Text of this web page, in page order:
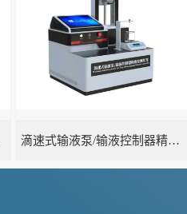
滴速式输液泵/输液控制器精度检测装置